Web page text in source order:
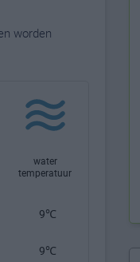
worden
water
temperatuur
9℃
9℃